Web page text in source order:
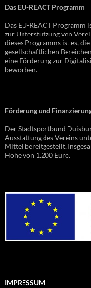
Das EU-REACT Programm
Das EU-REACT Programm
zur Unterstützung von
dieses Programms ist es,
gesellschaftlichen
eine Förderung zur
beworben.
Förderung und
Der Stadtsportbund
Ausstattung des Vereins
Mittel bereitgestellt.
Höhe von 1.200 Euro.
IMPRESSUM